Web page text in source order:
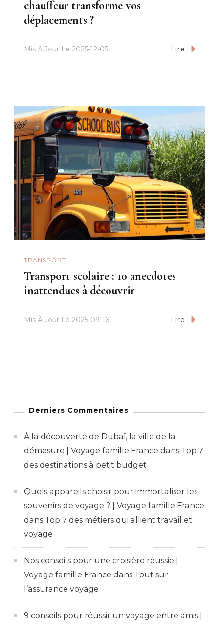
chauffeur transforme vos
déplacements ?
Mis À Jour Le 2025-12-05 Lire
TRANSPORT
Transport scolaire : 10 anecdotes
inattendues à découvrir
Mis À Jour Le 2025-09-16 Lire
Derniers Commentaires
À la découverte de Dubaï, la ville de la
démesure | Voyage famille France dans Top 7
des destinations à petit budget
Quels appareils choisir pour immortaliser les
souvenirs de voyage ? | Voyage famille France
dans Top 7 des métiers qui allient travail et
voyage
Nos conseils pour une croisière réussie |
Voyage famille France dans Tout sur
l’assurance voyage
9 conseils pour réussir un voyage entre amis |